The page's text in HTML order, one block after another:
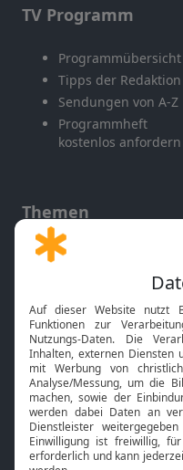
TV Programm
Programmübersicht
Tipps der Redaktion
Sendungen von A-Z
Programmheft
kostenlos anfordern
Themen
Gott und Bibel erklärt
Neuigkeiten
Bibel TV